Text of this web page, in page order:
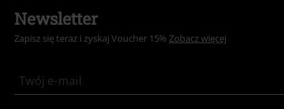
Newsletter
Zapisz się teraz i zyskaj Voucher 15% Zobacz więcej